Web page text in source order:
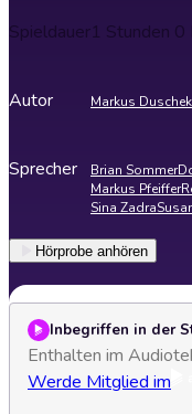
Spieldauer1 Stunden 0
Autor Markus Duschek
Sprecher Brian Sommer
Markus Pfeiffer
Sina Zadra
Hörprobe anhören
Inbegriffen in der
Enthalten im
Werde Mitglied im